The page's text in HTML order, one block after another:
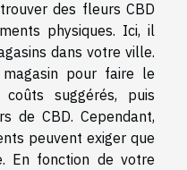
des fleurs CBD
physiques. Ici, il
dans votre ville.
magasin pour faire le
suggérés, puis
de CBD. Cependant,
peuvent exiger que
En fonction de votre